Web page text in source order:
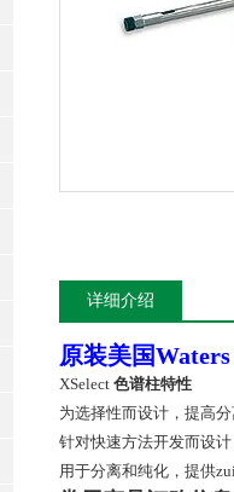
详细介绍
原装美国
XSelect 色谱柱特性
为选择性而设计，提高
针对快速方法开发而设
用于分离和纯化，提供